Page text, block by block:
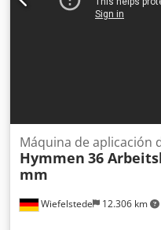
Wiefelstede 12.306 km
Máquina de aplicación
Hymmen 36
mm